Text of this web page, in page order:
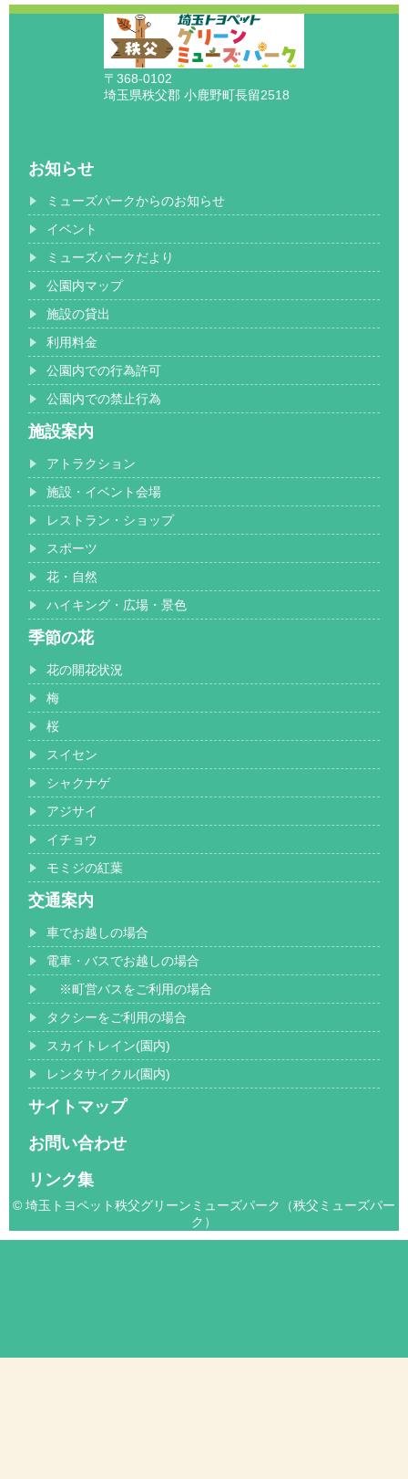
〒368-0102
埼玉県秩父郡 小鹿野町長留2518
お知らせ
ミューズパークからのお知らせ
イベント
ミューズパークだより
公園内マップ
施設の貸出
利用料金
公園内での行為許可
公園内での禁止行為
施設案内
アトラクション
施設・イベント会場
レストラン・ショップ
スポーツ
花・自然
ハイキング・広場・景色
季節の花
花の開花状況
梅
桜
スイセン
シャクナゲ
アジサイ
イチョウ
モミジの紅葉
交通案内
車でお越しの場合
電車・バスでお越しの場合
※町営バスをご利用の場合
タクシーをご利用の場合
スカイトレイン(園内)
レンタサイクル(園内)
サイトマップ
お問い合わせ
リンク集
© 埼玉トヨペット秩父グリーンミューズパーク（秩父ミューズパー
ク）